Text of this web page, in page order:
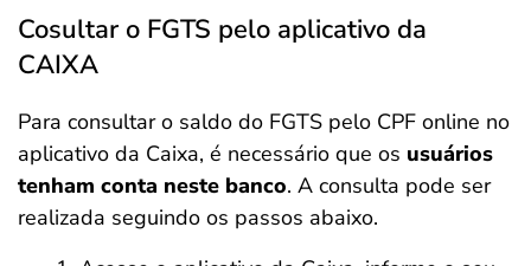
Cosultar o FGTS pelo aplicativo da
CAIXA
Para consultar o saldo do FGTS pelo CPF online no
aplicativo da Caixa, é necessário que os usuários
tenham conta neste banco. A consulta pode ser
realizada seguindo os passos abaixo.